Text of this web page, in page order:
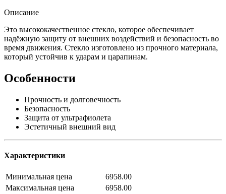
Описание
Это высококачественное стекло, которое обеспечивает
надёжную защиту от внешних воздействий и безопасность во
время движения. Стекло изготовлено из прочного материала,
который устойчив к ударам и царапинам.
Особенности
Прочность и долговечность
Безопасность
Защита от ультрафиолета
Эстетичный внешний вид
Характеристики
Минимальная цена
6958.00
Максимальная цена
6958.00